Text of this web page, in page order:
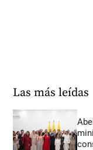
Las más leídas